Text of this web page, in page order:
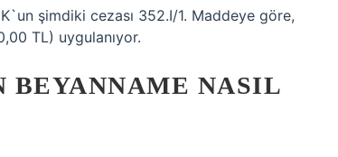
şimdiki cezası 352.I/1. Maddeye göre,
TL) uygulanıyor.
NASIL